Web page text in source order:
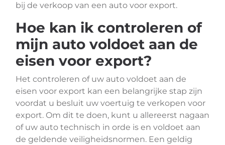
bij de verkoop van een auto voor export.
Hoe kan ik controleren of
mijn auto voldoet aan de
eisen voor export?
Het controleren of uw auto voldoet aan de
eisen voor export kan een belangrijke stap zijn
voordat u besluit uw voertuig te verkopen voor
export. Om dit te doen, kunt u allereerst nagaan
of uw auto technisch in orde is en voldoet aan
de geldende veiligheidsnormen. Een geldig